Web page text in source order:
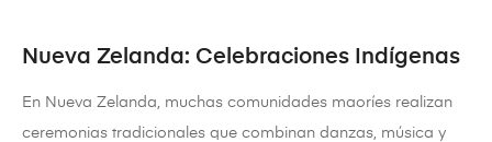
Nueva Zelanda: Celebraciones Indígenas
En Nueva Zelanda, muchas comunidades maoríes realizan
ceremonias tradicionales que combinan danzas, música y